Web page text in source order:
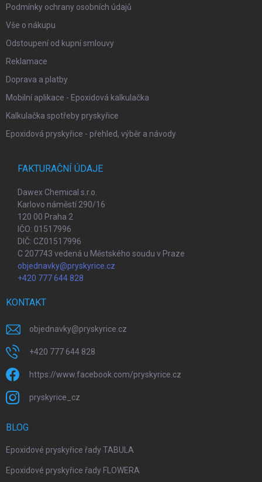
Podmínky ochrany osobních údajů
Vše o nákupu
Odstoupení od kupní smlouvy
Reklamace
Doprava a platby
Mobilní aplikace - Epoxidová kalkulačka
Kalkulačka spotřeby pryskyřice
Epoxidová pryskyřice - přehled, výběr a návody
FAKTURAČNÍ ÚDAJE
Dawex Chemical s.r.o.
Karlovo náměstí 290/16
120 00 Praha 2
IČO: 01517996
DIČ: CZ01517996
C 207743 vedená u Městského soudu v Praze
objednavky@pryskyrice.cz
+420 777 644 828
KONTAKT
objednavky@pryskyrice.cz
+420 777 644 828
https://www.facebook.com/pryskyrice.cz
pryskyrice_cz
BLOG
Epoxidové pryskyřice řady TABULA
Epoxidové pryskyřice řady FLOWERA